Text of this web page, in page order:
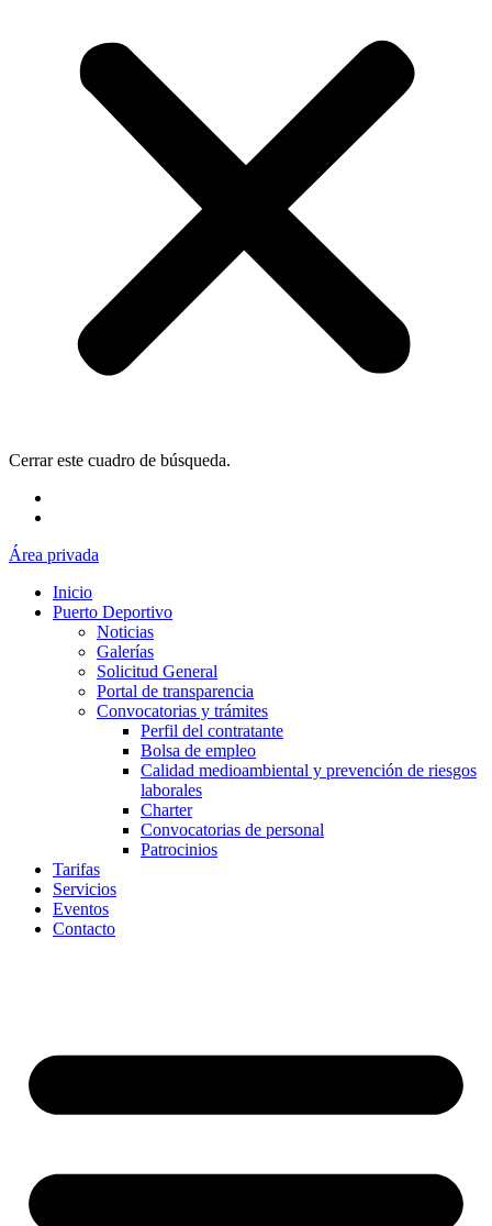
Cerrar este cuadro de búsqueda.
Área privada
Inicio
Puerto Deportivo
Noticias
Galerías
Solicitud General
Portal de transparencia
Convocatorias y trámites
Perfil del contratante
Bolsa de empleo
Calidad medioambiental y prevención de riesgos
laborales
Charter
Convocatorias de personal
Patrocinios
Tarifas
Servicios
Eventos
Contacto